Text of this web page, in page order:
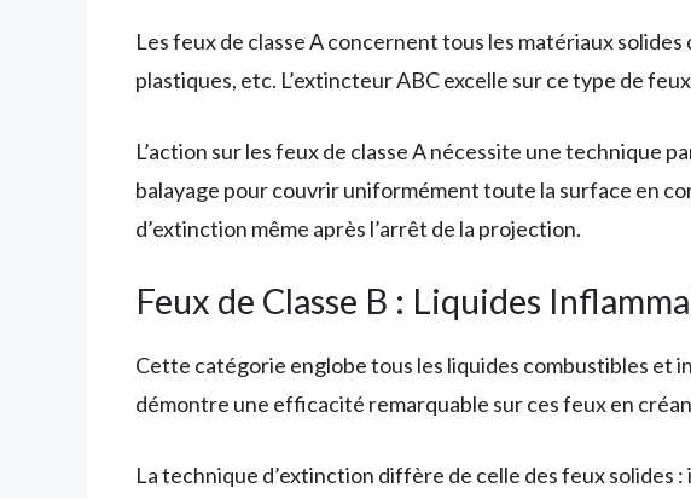
Les feux de classe A concernent tous les matériaux
plastiques, etc. L’extincteur ABC excelle sur ce type de
L’action sur les feux de classe A nécessite une technique
balayage pour couvrir uniformément toute la surface en
d’extinction même après l’arrêt de la projection.
Feux de Classe B : Liquides
Cette catégorie englobe tous les liquides combustibles et
démontre une efficacité remarquable sur ces feux en
La technique d’extinction diffère de celle des feux solides